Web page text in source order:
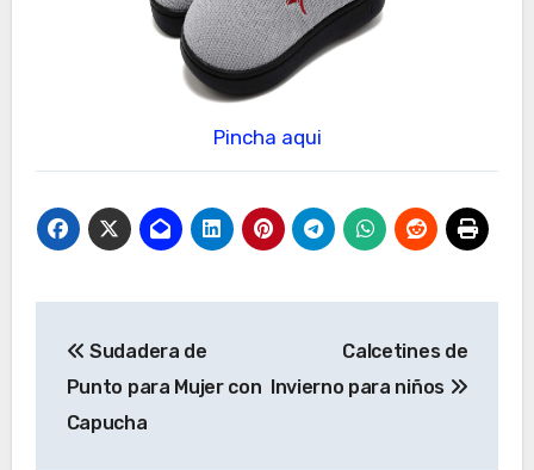
Pincha aqui
de
entradas
Sudadera de
Punto para Mujer con
Capucha
Calcetines de
Invierno para niños